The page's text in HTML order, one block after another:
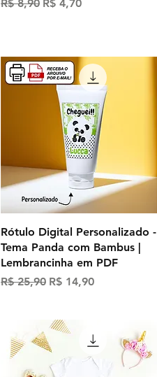
R$ 8,90 R$ 4,70
Visualização rápida
Rótulo Digital Personalizado -
Tema Panda com Bambus |
Lembrancinha em PDF
Preço normal
R$ 25,90 Preço promocional
R$ 14,90